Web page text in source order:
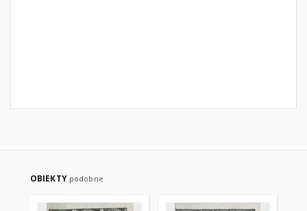
OBIEKTY podobne